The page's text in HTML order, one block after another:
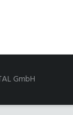
GmbH